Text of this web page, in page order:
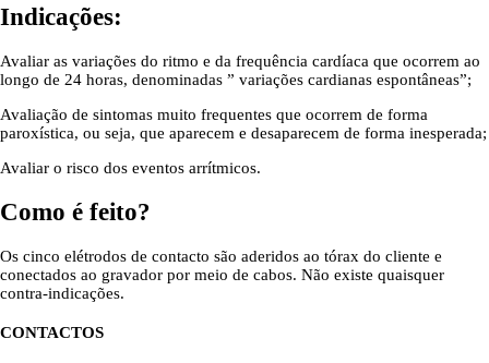
Indicações:
Avaliar as variações do ritmo e da frequência cardíaca que ocorrem ao
longo de 24 horas, denominadas ” variações cardianas espontâneas”;
Avaliação de sintomas muito frequentes que ocorrem de forma
paroxística, ou seja, que aparecem e desaparecem de forma inesperada;
Avaliar o risco dos eventos arrítmicos.
Como é feito?
Os cinco elétrodos de contacto são aderidos ao tórax do cliente e
conectados ao gravador por meio de cabos. Não existe quaisquer
contra-indicações.
CONTACTOS